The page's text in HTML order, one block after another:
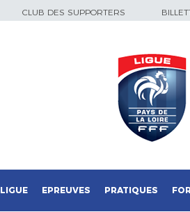
CLUB DES SUPPORTERS
LIGUE EPREUVES PRATIQUES